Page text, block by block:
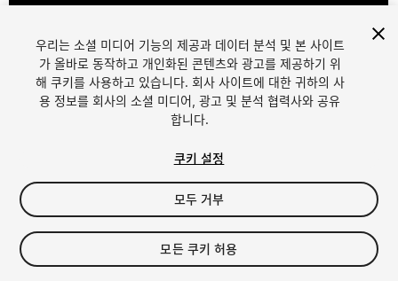
1/9
$99.99
세금/부가세는 결제 시 반영됩니다.
우리는 소셜 미디어 기능의 제공과 데이터 분석 및 본 사이트
가 올바로 동작하고 개인화된 콘텐츠와 광고를 제공하기 위
해 쿠키를 사용하고 있습니다. 회사 사이트에 대한 귀하의 사
용 정보를 회사의 소셜 미디어, 광고 및 분석 협력사와 공유
합니다.
쿠키 설정
모두 거부
모든 쿠키 허용